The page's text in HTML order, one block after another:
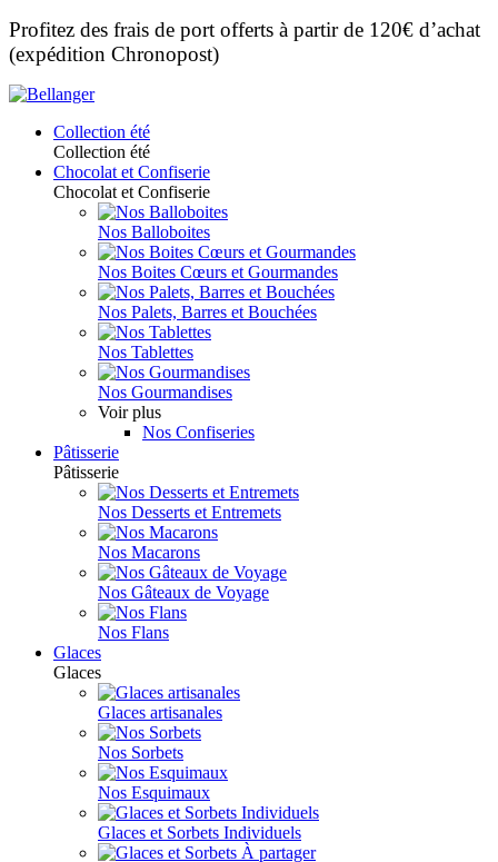
Profitez des frais de port offerts à partir de 120€ d’achat
(expédition Chronopost)
Collection été
Collection été
Chocolat et Confiserie
Chocolat et Confiserie
Nos Balloboites
Nos Boites Cœurs et Gourmandes
Nos Palets, Barres et Bouchées
Nos Tablettes
Nos Gourmandises
Voir plus
Nos Confiseries
Pâtisserie
Pâtisserie
Nos Desserts et Entremets
Nos Macarons
Nos Gâteaux de Voyage
Nos Flans
Glaces
Glaces
Glaces artisanales
Nos Sorbets
Nos Esquimaux
Glaces et Sorbets Individuels